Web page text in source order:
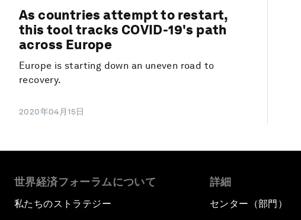
As countries attempt to restart,
this tool tracks COVID-19's path
across Europe
Europe is starting down an uneven road to
recovery.
2020年04月15日
世界経済フォーラムについて
私たちのストラテジー
詳細
センター（部門）